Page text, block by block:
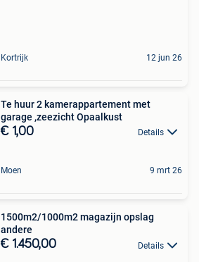
Kortrijk 12 jun 26
Te huur 2 kamerappartement met
garage ,zeezicht Opaalkust
€ 1,00 Details
Moen 9 mrt 26
1500m2/1000m2 magazijn opslag
andere
€ 1.450,00 Details